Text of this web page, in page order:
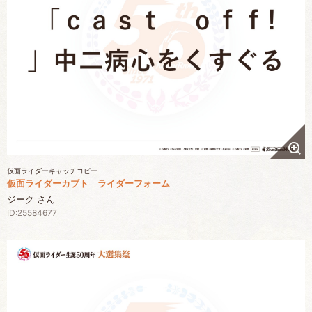
仮面ライダーキャッチコピー
仮面ライダーカブト ライダーフォーム
ジーク さん
ID:25584677